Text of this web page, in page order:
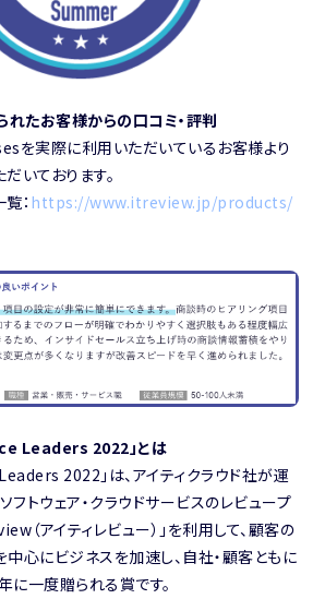
たお客様からの口コミ・評判
を実際に利用いただいているお客様より
いております。
： https://www.itreview.jp/products/
Leaders 2022」とは
2022」は、アイティクラウド社が運
トウェア・クラウドサービスのレビュープ
（アイティレビュー）」を利⽤して、顧客の
中⼼にビジネスを加速し、⾃社・顧客ともに
に一度贈られる賞です。